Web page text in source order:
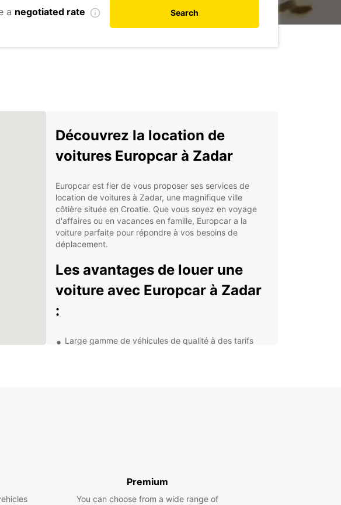
a negotiated rate Search
Découvrez la location de
voitures Europcar à Zadar
Europcar est fier de vous proposer ses services de
location de voitures à Zadar, une magnifique ville
côtière située en Croatie. Que vous soyez en voyage
d'affaires ou en vacances en famille, Europcar a la
voiture parfaite pour répondre à vos besoins de
déplacement.
Les avantages de louer une
voiture avec Europcar à Zadar
:
Large gamme de véhicules de qualité à des tarifs
Zadar ou simplement vous déplacer en toute liberté,
Europcar est le partenaire idéal pour votre location de
voiture à Zadar.
Premium
You can choose from a wide range of